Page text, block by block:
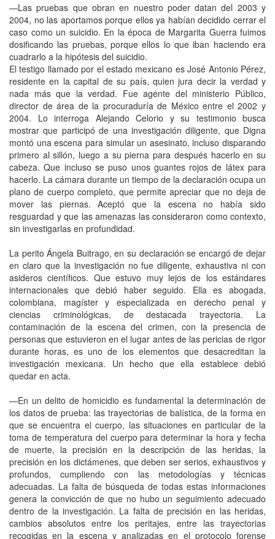
—Las pruebas que obran en nuestro poder datan del 2003 y
2004, no las aportamos porque ellos ya habían decidido cerrar el
caso como un suicidio. En la época de Margarita Guerra fuimos
dosificando las pruebas, porque ellos lo que iban haciendo era
cuadrarlo a la hipótesis del suicidio.
El testigo llamado por el estado mexicano es José Antonio Pérez,
residente en la capital de su país, quien jura decir la verdad y
nada más que la verdad. Fue agente del ministerio Público,
director de área de la procuraduría de México entre el 2002 y
2004. Lo interroga Alejando Celorio y su testimonio busca
mostrar que participó de una investigación diligente, que Digna
montó una escena para simular un asesinato, incluso disparando
primero al sillón, luego a su pierna para después hacerlo en su
cabeza. Que incluso se puso unos guantes rojos de látex para
hacerlo. La cámara durante un tiempo de la declaración ocupa un
plano de cuerpo completo, que permite apreciar que no deja de
mover las piernas. Aceptó que la escena no había sido
resguardad y que las amenazas las consideraron como contexto,
sin investigarlas en profundidad.
La perito Ángela Buitrago, en su declaración se encargó de dejar
en claro que la investigación no fue diligente, exhaustiva ni con
asideros científicos. Que estuvo muy lejos de los estándares
internacionales que debió haber seguido. Ella es abogada,
colombiana, magíster y especializada en derecho penal y
ciencias criminológicas, de destacada trayectoria. La
contaminación de la escena del crimen, con la presencia de
personas que estuvieron en el lugar antes de las pericias de rigor
durante horas, es uno de los elementos que desacreditan la
investigación mexicana. Un hecho que ella establece debió
quedar en acta.
—En un delito de homicidio es fundamental la determinación de
los datos de prueba: las trayectorias de balística, de la forma en
que se encuentra el cuerpo, las situaciones en particular de la
toma de temperatura del cuerpo para determinar la hora y fecha
de muerte, la precisión en la descripción de las heridas, la
precisión en los dictámenes, que deben ser serios, exhaustivos y
profundos, cumpliendo con las metodologías y técnicas
adecuadas. La falta de búsqueda de todas estas informaciones
genera la convicción de que no hubo un seguimiento adecuado
dentro de la investigación. La falta de precisión en las heridas,
cambios absolutos entre los peritajes, entre las trayectorias
recogidas en la escena y analizadas en el protocolo forense